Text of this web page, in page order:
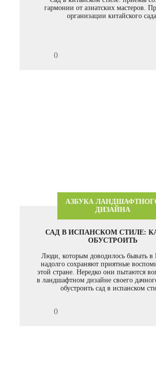
гармонии от азиатских мастеров.
организации китайского
0
АЗБУКА
ДИЗАЙНА
САД В ИСПАНСКОМ СТИЛЕ:
ОБУСТРОИТЬ
Люди, которым доводилось бывать в
надолго сохраняют приятные
этой стране. Нередко они пытаются
в ландшафтном дизайне своего
обустроить сад в испанском
0